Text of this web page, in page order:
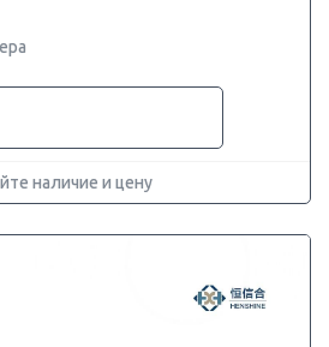
наличие и цену